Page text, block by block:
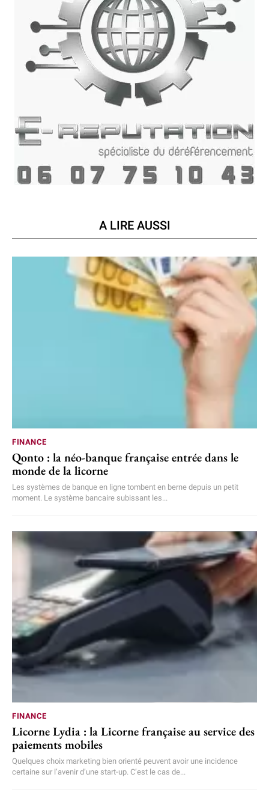
A LIRE AUSSI
FINANCE
Qonto : la néo-banque française entrée dans le
monde de la licorne
Les systèmes de banque en ligne tombent en berne depuis un petit
moment. Le système bancaire subissant les...
FINANCE
Licorne Lydia : la Licorne française au service des
paiements mobiles
Quelques choix marketing bien orienté peuvent avoir une incidence
certaine sur l’avenir d’une start-up. C’est le cas de...